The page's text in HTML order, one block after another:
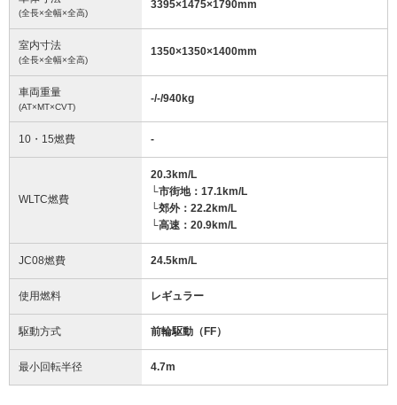
(全長×全幅×全高)
3395×1475×1790mm
室内寸法
(全長×全幅×全高)
1350×1350×1400mm
車両重量
(AT×MT×CVT)
-/-/940kg
10・15燃費 -
WLTC燃費
20.3km/L
└市街地：17.1km/L
└郊外：22.2km/L
└高速：20.9km/L
JC08燃費 24.5km/L
使用燃料 レギュラー
駆動方式 前輪駆動（FF）
最小回転半径 4.7m